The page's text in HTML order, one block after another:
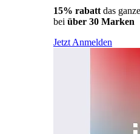
15% rabatt das
bei über 30 Marken
Jetzt Anmelden